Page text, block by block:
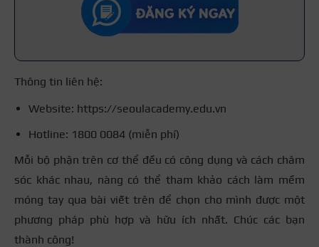
Thông tin liên hệ:
Website: https://seoulacademy.edu.vn
Hotline: 1800 0084 (miễn phí)
Mỗi bộ phận trên cơ thể đều có công dụng và cách chăm
sóc khác nhau, nàng có thể tham khảo cách làm mềm
móng tay qua bài viết trên để chọn cho mình được một
phương pháp phù hợp và hữu ích nhất. Chúc các bạn
thành công!